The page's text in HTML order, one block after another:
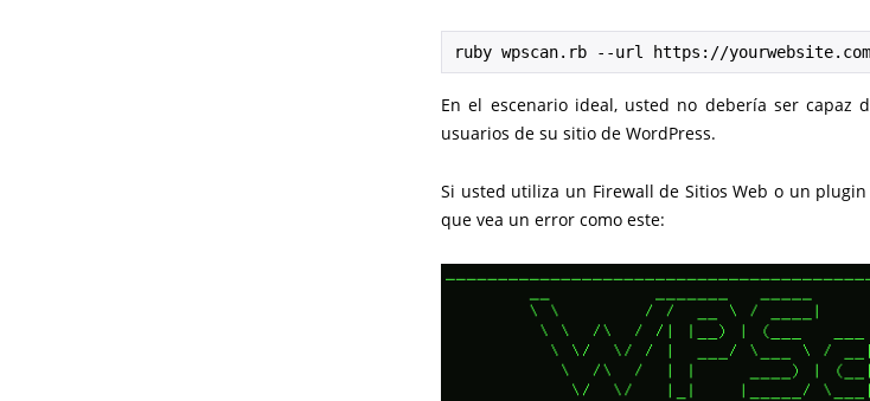
ruby wpscan.rb --url https://
En el escenario ideal, usted no debería ser capaz
usuarios de su sitio de WordPress.
Si usted utiliza un Firewall de Sitios Web o un
que vea un error como este: